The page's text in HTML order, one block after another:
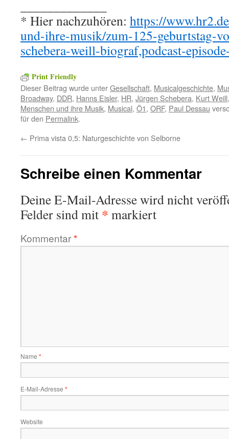
* Hier nachzuhören: https://
und-ihre-musik/zum-125-geburtstag-
schebera-weill-biograf,podcast-
Print Friendly
Dieser Beitrag wurde unterGesellschaft, Musicalgeschichte,
Broadway, DDR, Hanns Eisler, HR, Jürgen Schebera, Kurt Weill
Menschen und ihre Musik, Musical, Ö1, ORF, Paul Dessau
für den Permalink.
← Prima vista 0,5: Naturgeschichte von Selborne
Schreibe einen Kommentar
Deine E-Mail-Adresse wird nicht
Felder sind mit * markiert
Kommentar*
Name *
E-Mail-Adresse *
Website